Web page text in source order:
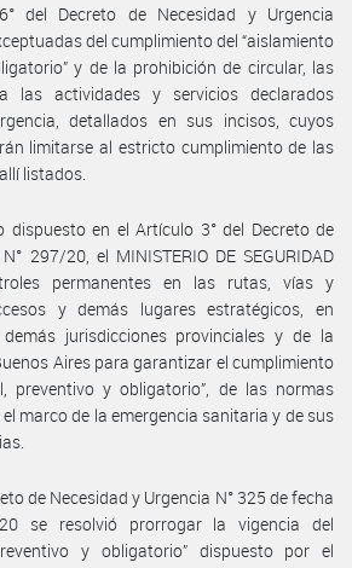
del Decreto de Necesidad y Urgencia
del cumplimiento del “aislamiento
y de la prohibición de circular, las
las actividades y servicios declarados
detallados en sus incisos, cuyos
limitarse al estricto cumplimiento de las
listados.
dispuesto en el Artículo 3° del Decreto de
297/20, el MINISTERIO DE SEGURIDAD
permanentes en las rutas, vías y
y demás lugares estratégicos, en
jurisdicciones provinciales y de la
Aires para garantizar el cumplimiento
preventivo y obligatorio”, de las normas
marco de la emergencia sanitaria y de sus
de Necesidad y Urgencia N° 325 de fecha
se resolvió prorrogar la vigencia del
y obligatorio” dispuesto por el